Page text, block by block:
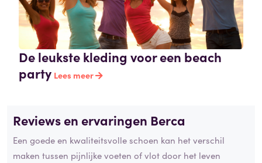
De leukste kleding voor een beach
party Lees meer
Reviews en ervaringen Berca
Een goede en kwaliteitsvolle schoen kan het verschil
maken tussen pijnlijke voeten of vlot door het leven